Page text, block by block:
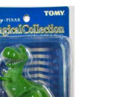
仮面ライダー
スポーン
マクロス
ベルセルク
ナイトメア
ディズニー
「フィギュア」全て
ホットトイズ
トミカ プレミアム
買取品
マツダ
CAR・NEL
PREMiUM・X
WiT'S
警察 消防
仮面ライダー
食玩など
ドラゴンボールZ
奇譚クラブ
ワンピース
ガンダム